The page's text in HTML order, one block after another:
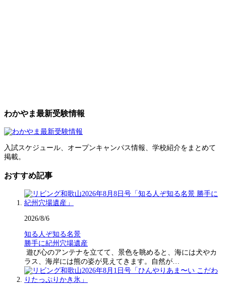
わかやま最新受験情報
入試スケジュール、オープンキャンパス情報、学校紹介をまとめて
掲載。
おすすめ記事
2026/8/6
知る人ぞ知る名景
勝手に紀州穴場遺産
遊び心のアンテナを立てて、景色を眺めると、海には犬やカ
ラス、海岸には熊の姿が見えてきます。自然が…